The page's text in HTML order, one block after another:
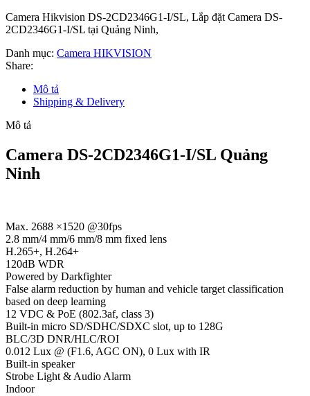
Camera Hikvision DS-2CD2346G1-I/SL, Lắp đặt Camera DS-
2CD2346G1-I/SL tại Quảng Ninh,
Danh mục: Camera HIKVISION
Share:
Mô tả
Shipping & Delivery
Mô tả
Camera DS-2CD2346G1-I/SL Quảng
Ninh
Max. 2688 ×1520 @30fps
2.8 mm/4 mm/6 mm/8 mm fixed lens
H.265+, H.264+
120dB WDR
Powered by Darkfighter
False alarm reduction by human and vehicle target classification
based on deep learning
12 VDC & PoE (802.3af, class 3)
Built-in micro SD/SDHC/SDXC slot, up to 128G
BLC/3D DNR/HLC/ROI
0.012 Lux @ (F1.6, AGC ON), 0 Lux with IR
Built-in speaker
Strobe Light & Audio Alarm
Indoor